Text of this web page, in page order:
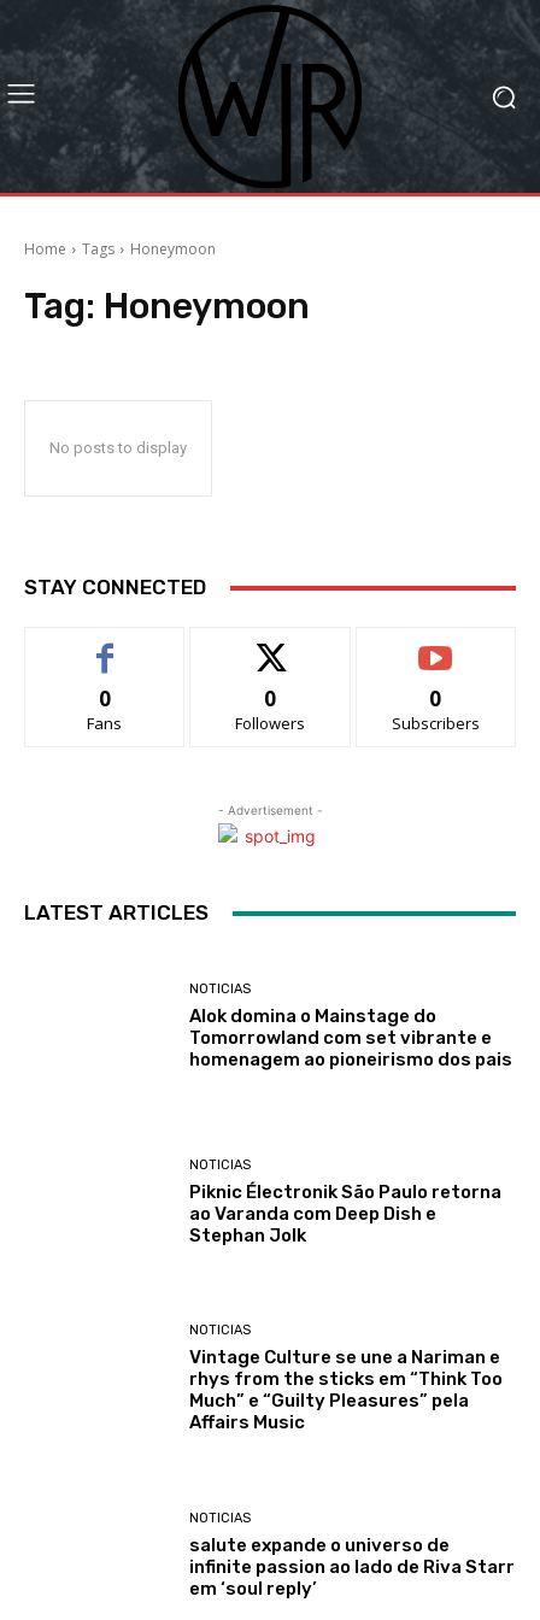
Home Tags Honeymoon
Tag: Honeymoon
No posts to display
STAY CONNECTED
0
Fans
0
Followers
0
Subscribers
- Advertisement -
LATEST ARTICLES
NOTICIAS
Alok domina o Mainstage do
Tomorrowland com set vibrante e
homenagem ao pioneirismo dos pais
NOTICIAS
Piknic Électronik São Paulo retorna
ao Varanda com Deep Dish e
Stephan Jolk
NOTICIAS
Vintage Culture se une a Nariman e
rhys from the sticks em “Think Too
Much” e “Guilty Pleasures” pela
Affairs Music
NOTICIAS
salute expande o universo de
infinite passion ao lado de Riva Starr
em ‘soul reply’